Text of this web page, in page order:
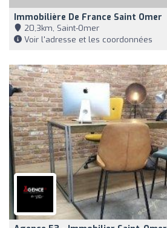
Immobilière De France Saint Omer
20,3km, Saint-Omer
Voir l'adresse et les coordonnées